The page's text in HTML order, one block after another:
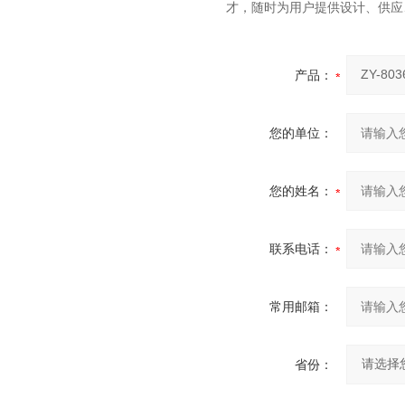
才，随时为用户提供设计、供
产品：
您的单位：
您的姓名：
联系电话：
常用邮箱：
省份：